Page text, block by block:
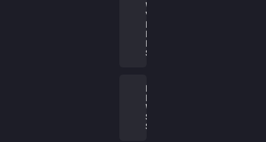
WELCHE
VORTEILE
BIETET
EIN KAUF
IM WEB
SHOP?
IST DER
KAUF IM
WEB
SHOP
SICHER?